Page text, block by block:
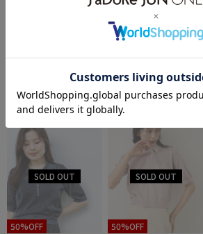
¥13,860
ドライタッチ
ROPÉ
シアーラメポロ襟プルオ
¥8,800
2BUY10%OFF
ドライタッチ
50%OFF
50%OFF